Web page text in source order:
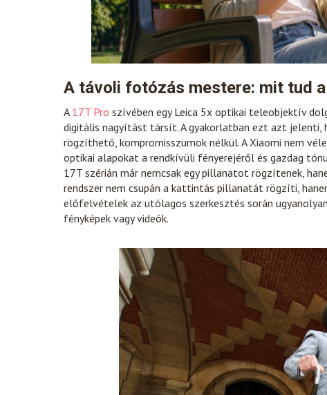
A távoli fotózás mestere: mit tud
A 17T Pro szívében egy Leica 5x optikai teleobjektív
digitális nagyítást társít. A gyakorlatban ezt azt jelenti,
rögzíthető, kompromisszumok nélkül. A Xiaomi nem
optikai alapokat a rendkívüli fényerejéről és gazdag
17T szérián már nemcsak egy pillanatot rögzítenek,
rendszer nem csupán a kattintás pillanatát rögzíti,
előfelvételek az utólagos szerkesztés során
fényképek vagy videók.